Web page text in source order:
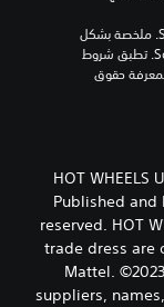
HOT WHEELS
Published and
reserved. HOT
trade dress are
Mattel.
suppliers,